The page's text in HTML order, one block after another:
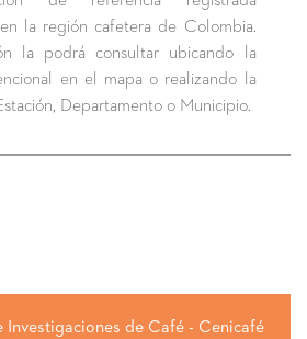
la región cafetera de Colombia.
la podrá consultar ubicando la
en el mapa o realizando la
Departamento o Municipio.
Investigaciones de Café - Cenicafé